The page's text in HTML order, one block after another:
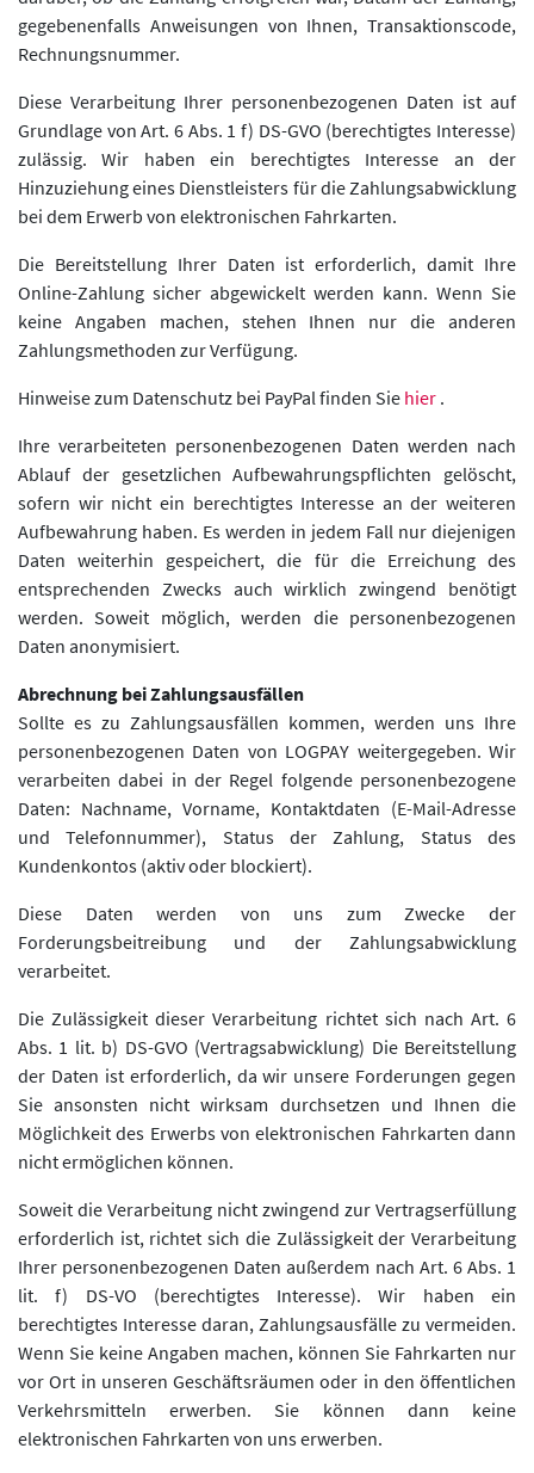
gegebenenfalls Anweisungen von Ihnen, Transaktionscode,
Rechnungsnummer.
Diese Verarbeitung Ihrer personenbezogenen Daten ist auf
Grundlage von Art. 6 Abs. 1 f) DS-GVO (berechtigtes Interesse)
zulässig. Wir haben ein berechtigtes Interesse an der
Hinzuziehung eines Dienstleisters für die Zahlungsabwicklung
bei dem Erwerb von elektronischen Fahrkarten.
Die Bereitstellung Ihrer Daten ist erforderlich, damit Ihre
Online-Zahlung sicher abgewickelt werden kann. Wenn Sie
keine Angaben machen, stehen Ihnen nur die anderen
Zahlungsmethoden zur Verfügung.
Hinweise zum Datenschutz bei PayPal finden Sie hier .
Ihre verarbeiteten personenbezogenen Daten werden nach
Ablauf der gesetzlichen Aufbewahrungspflichten gelöscht,
sofern wir nicht ein berechtigtes Interesse an der weiteren
Aufbewahrung haben. Es werden in jedem Fall nur diejenigen
Daten weiterhin gespeichert, die für die Erreichung des
entsprechenden Zwecks auch wirklich zwingend benötigt
werden. Soweit möglich, werden die personenbezogenen
Daten anonymisiert.
Abrechnung bei Zahlungsausfällen
Sollte es zu Zahlungsausfällen kommen, werden uns Ihre
personenbezogenen Daten von LOGPAY weitergegeben. Wir
verarbeiten dabei in der Regel folgende personenbezogene
Daten: Nachname, Vorname, Kontaktdaten (E-Mail-Adresse
und Telefonnummer), Status der Zahlung, Status des
Kundenkontos (aktiv oder blockiert).
Diese Daten werden von uns zum Zwecke der
Forderungsbeitreibung und der Zahlungsabwicklung
verarbeitet.
Die Zulässigkeit dieser Verarbeitung richtet sich nach Art. 6
Abs. 1 lit. b) DS-GVO (Vertragsabwicklung) Die Bereitstellung
der Daten ist erforderlich, da wir unsere Forderungen gegen
Sie ansonsten nicht wirksam durchsetzen und Ihnen die
Möglichkeit des Erwerbs von elektronischen Fahrkarten dann
nicht ermöglichen können.
Soweit die Verarbeitung nicht zwingend zur Vertragserfüllung
erforderlich ist, richtet sich die Zulässigkeit der Verarbeitung
Ihrer personenbezogenen Daten außerdem nach Art. 6 Abs. 1
lit. f) DS-VO (berechtigtes Interesse). Wir haben ein
berechtigtes Interesse daran, Zahlungsausfälle zu vermeiden.
Wenn Sie keine Angaben machen, können Sie Fahrkarten nur
vor Ort in unseren Geschäftsräumen oder in den öffentlichen
Verkehrsmitteln erwerben. Sie können dann keine
elektronischen Fahrkarten von uns erwerben.